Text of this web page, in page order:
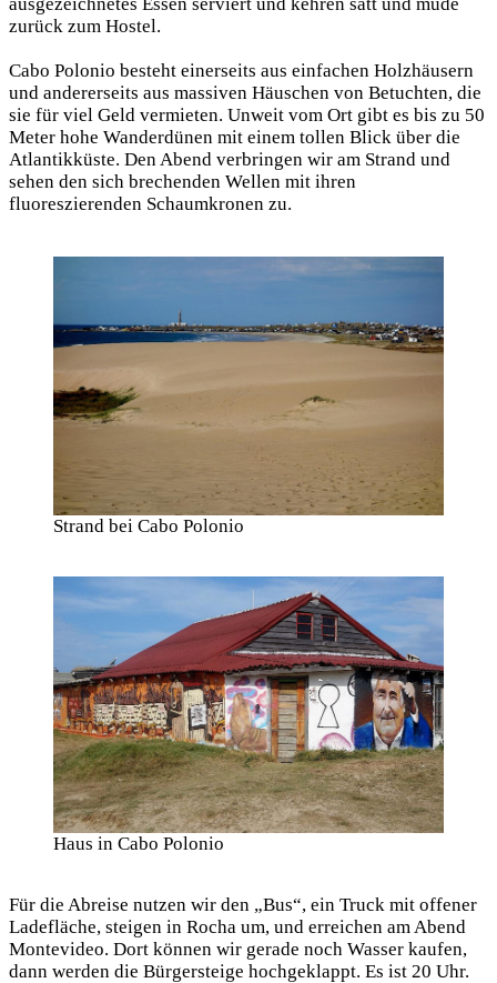
zurück zum Hostel.
Cabo Polonio besteht einerseits aus einfachen Holzhäusern
und andererseits aus massiven Häuschen von Betuchten, die
sie für viel Geld vermieten. Unweit vom Ort gibt es bis zu 50
Meter hohe Wanderdünen mit einem tollen Blick über die
Atlantikküste. Den Abend verbringen wir am Strand und
sehen den sich brechenden Wellen mit ihren
fluoreszierenden Schaumkronen zu.
Strand bei Cabo Polonio
Haus in Cabo Polonio
Für die Abreise nutzen wir den „Bus“, ein Truck mit offener
Ladefläche, steigen in Rocha um, und erreichen am Abend
Montevideo. Dort können wir gerade noch Wasser kaufen,
dann werden die Bürgersteige hochgeklappt. Es ist 20 Uhr.